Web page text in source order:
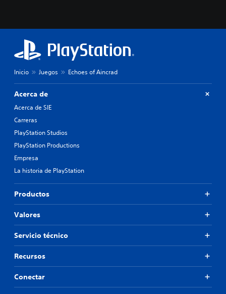
Inicio Juegos Echoes of Aincrad
Acerca de
Acerca de SIE
Carreras
PlayStation Studios
PlayStation Productions
Empresa
La historia de PlayStation
Productos
Valores
Servicio técnico
Recursos
Conectar